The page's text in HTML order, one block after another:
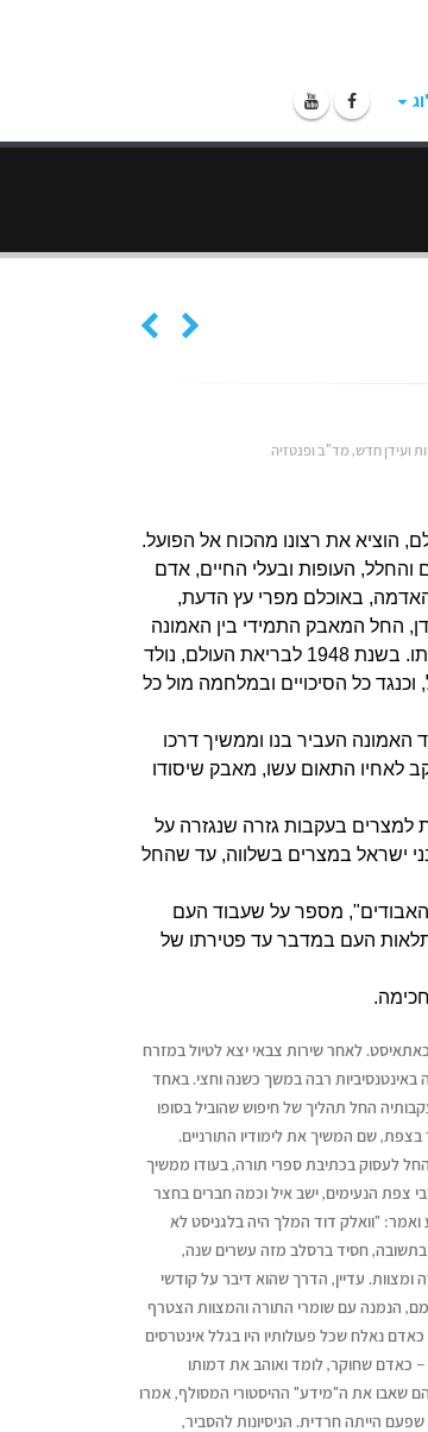
ועידן חדש, מד"ב ופנטזיה
את רצונו מהכוח אל הפועל.
והחלל, העופות ובעלי החיים, אדם
האדמה, באוכלם מפרי עץ הדעת,
החל המאבק התמידי בין האמונה
בשנת
1948 לבריאת העולם, נולד
כל הסיכויים ובמלחמה מול כל
העביר בנו וממשיך דרכו
לאחיו התאום עשו, מאבק שיסודו
למצרים בעקבות גזרה שנגזרה על
ישראל במצרים בשלווה, עד שהחל
מספר על שעבוד העם
העם במדבר עד פטירתו של
חילוני וגדל כאתאיסט. לאחר שירות צבאי יצא לטיול במזרח
באינטנסיביות רבה במשך כשנה וחצי. באחד
החל תהליך של חיפוש שהוביל בסופו
שם המשיך את לימודיו התורניים.
החל לעסוק בכתיבת ספרי תורה, בעודו ממשיך
צפת הנעימים, ישב איל וכמה חברים בחצר
ואמר: "וואלק דוד המלך היה בלגניסט לא
בתשובה, חסיד ברסלב מזה עשרים שנה,
עדיין, הדרך שהוא דיבר על קודשי
הנמנה עם שומרי התורה והמצוות הצטרף
נאלח שכל פעולותיו היו בגלל אינטרסים
כאדם שחוקר, לומד ואוהב את דמותו
שאבו את ה"מידע" ההיסטורי המסולף, אמרו
הייתה חרדית. הניסיונות להסביר,